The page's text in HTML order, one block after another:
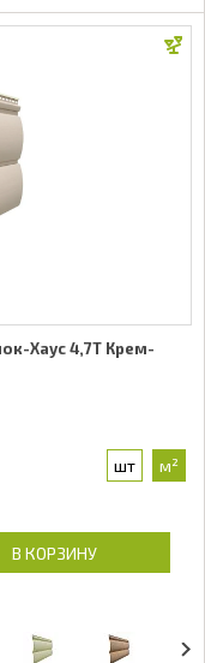
Хаус 4,7Т Крем-
шт м²
В КОРЗИНУ